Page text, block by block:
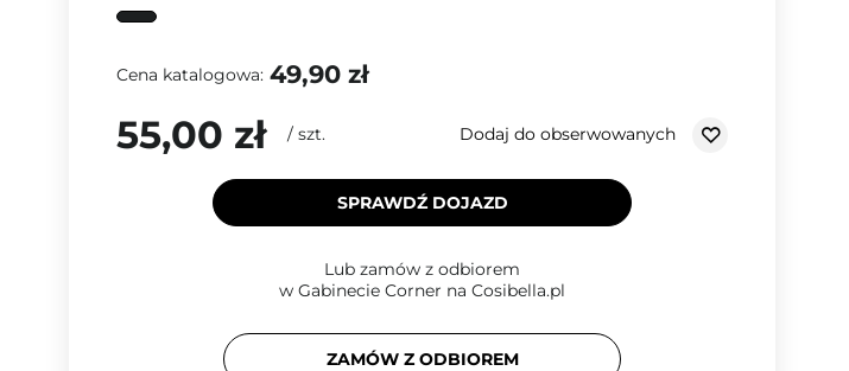
Cena katalogowa: 49,90 zł
55,00 zł / szt. Dodaj do obserwowanych
SPRAWDŹ DOJAZD
Lub zamów z odbiorem
w Gabinecie Corner na Cosibella.pl
ZAMÓW Z ODBIOREM